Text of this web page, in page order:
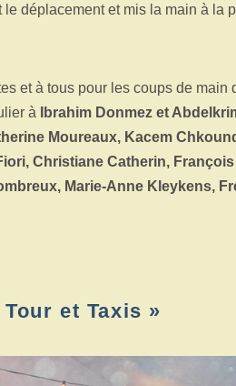
déplacement et mis la main à la
et à tous pour les coups de
à
Ibrahim Donmez et
Moureaux, Kacem
Christiane Catherin,
Marie-Anne Kleykens,
et Taxis »